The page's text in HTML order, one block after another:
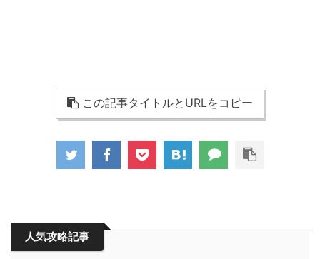
この記事タイトルとURLをコピー
人気攻略記事